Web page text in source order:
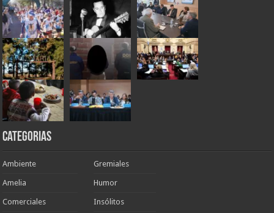
Categorias
Ambiente
Amelia
Comerciales
Gremiales
Humor
Insólitos